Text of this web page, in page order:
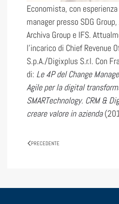
Economista, con
manager presso SDG
Archiva Group e IFS.
l’incarico di Chief Revenue
S.p.A./Digixplus S.r.l. Con
di: Le 4P del Change
Agile per la digital
SMARTechnology. CRM &
creare valore in azienda
PRECEDENTE